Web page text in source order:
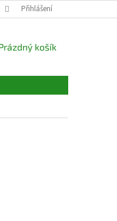
Přihlášení
košík